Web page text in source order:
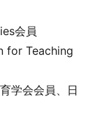
会員​
for Teaching
学会会員、日